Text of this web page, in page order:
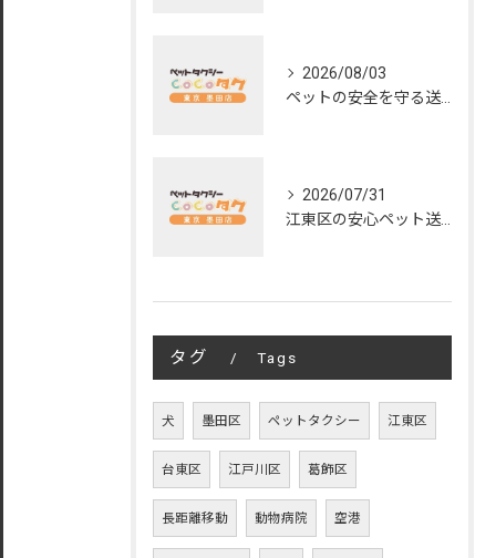
2026/08/03
2026/07/31
タグ Tags
犬 墨田区 ペットタクシー 江東区
台東区 江戸川区 葛飾区
長距離移動 動物病院 空港